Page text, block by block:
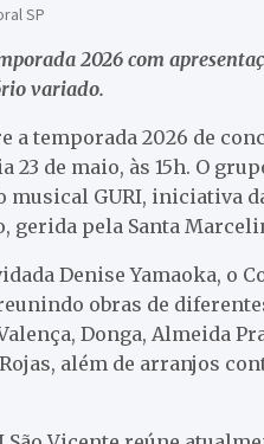
SP
2026 com
variado.
a temporada 2026 de
23 de maio, às 15h. O
musical GURI, iniciativa
gerida pela Santa
Denise Yamaoka, o
obras de
Donga, Almeida
além de arranjos